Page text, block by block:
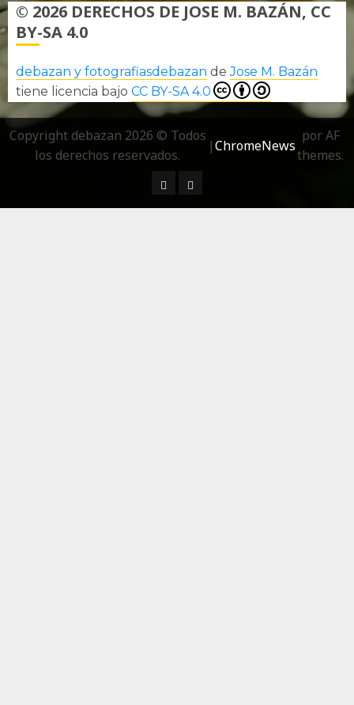
© 2026 DERECHOS DE JOSE M. BAZÁN, CC
BY-SA 4.0
debazan y fotografiasdebazan deJose M. Bazán
tiene licencia bajo CC BY-SA 4.0
Copyright debazan 2026 © Todos
los derechos reservados.
|ChromeNews
por AF
themes.
¿ Quién soy…?
Más información sobre las